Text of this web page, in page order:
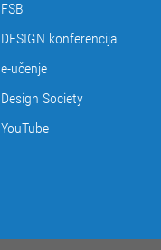
FSB
DESIGN konferencija
e-učenje
Design Society
YouTube